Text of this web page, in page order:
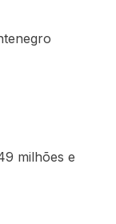
milhões e